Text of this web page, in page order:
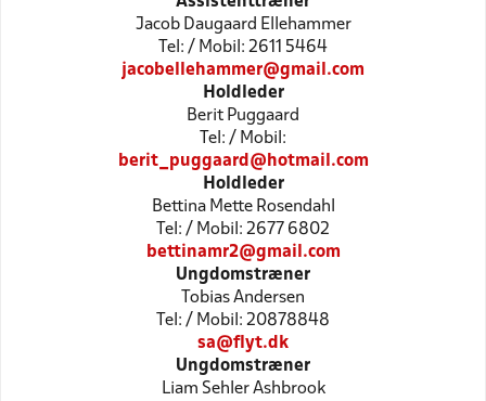
Jacob Daugaard Ellehammer
Tel: / Mobil: 2611 5464
jacobellehammer@gmail.com
Holdleder
Berit Puggaard
Tel: / Mobil:
berit_puggaard@hotmail.com
Holdleder
Bettina Mette Rosendahl
Tel: / Mobil: 2677 6802
bettinamr2@gmail.com
Ungdomstræner
Tobias Andersen
Tel: / Mobil: 20878848
sa@flyt.dk
Ungdomstræner
Liam Sehler Ashbrook